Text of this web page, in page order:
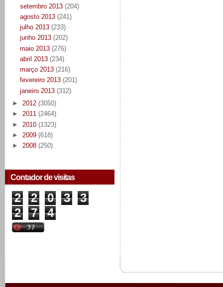
setembro 2013 (204)
agosto 2013 (241)
julho 2013 (233)
junho 2013 (202)
maio 2013 (276)
abril 2013 (234)
março 2013 (216)
fevereiro 2013 (201)
janeiro 2013 (312)
► 2012 (3050)
► 2011 (2464)
► 2010 (1323)
► 2009 (618)
► 2008 (250)
Contador de visitas
2 2 0 3
3
2
7 4